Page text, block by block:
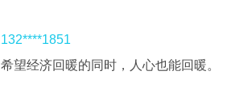
132****1851
希望经济回暖的同时，人心也能回暖。